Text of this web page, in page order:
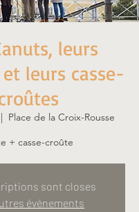
leurs
leurs casse-
Place de la Croix-Rousse
+ casse-croûte
sont closes
événements